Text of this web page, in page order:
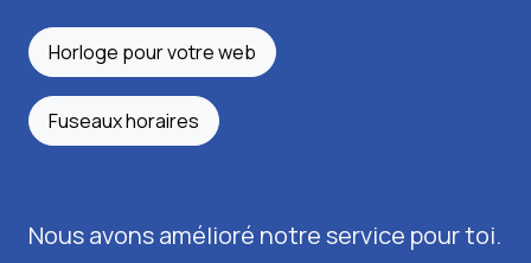
Horloge pour votre web
Fuseaux horaires
Nous avons amélioré notre service pour toi.